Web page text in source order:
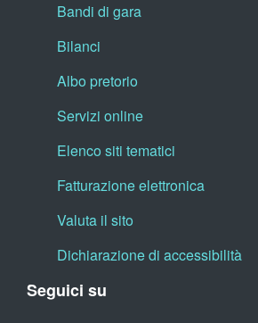
Bandi di gara
Bilanci
Albo pretorio
Servizi online
Elenco siti tematici
Fatturazione elettronica
Valuta il sito
Dichiarazione di accessibilità
Seguici su